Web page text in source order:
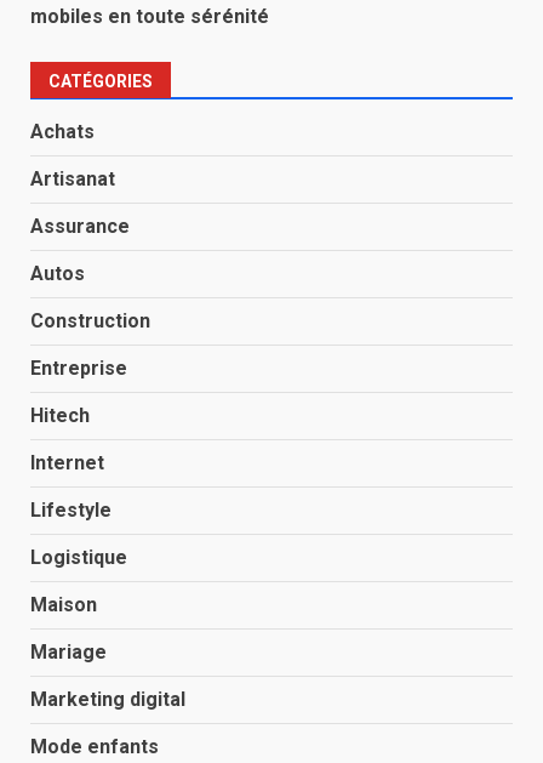
mobiles en toute sérénité
CATÉGORIES
Achats
Artisanat
Assurance
Autos
Construction
Entreprise
Hitech
Internet
Lifestyle
Logistique
Maison
Mariage
Marketing digital
Mode enfants